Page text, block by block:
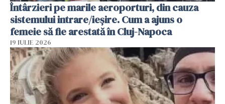
Întârzieri pe marile aeroporturi, din cauza
sistemului intrare/ieșire. Cum a ajuns o
femeie să fie arestată în Cluj-Napoca
19 IULIE 2026